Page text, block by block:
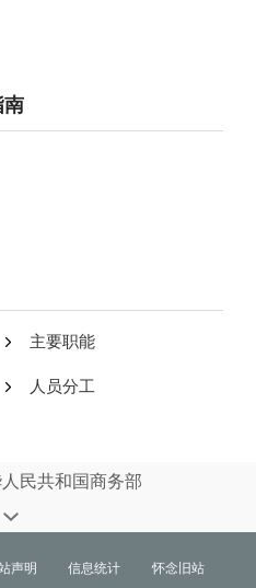
南
主要职能
人员分工
民共和国商务部
声明 信息统计 怀念旧站